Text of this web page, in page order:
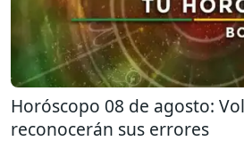
Horóscopo 08 de agosto:
reconocerán sus errores